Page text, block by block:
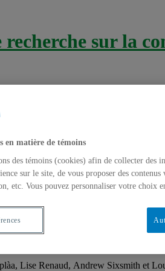
recherche sur la
y contribuer?
Lise Renaud, Andrew Sixsmith et
en matière de témoins
des témoins (cookies) afin de collecter des
sur le site, de vous proposer des contenus
etc. Vous pouvez personnaliser votre choix